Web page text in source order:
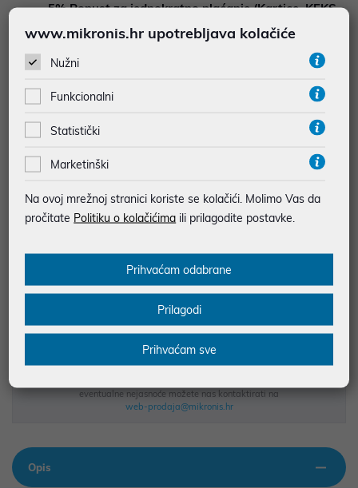
5%Popust za jednokratno plaćanje (Kartice, KEKS
pay, Virman, Gotovina, Crypto) uz promo kod
"POPUST" , popusti se međusobno ne zbrajaju
Dodajte u košaricu
najam za pravne osobe od 12 do 36 mj. već od
Vidi detalje Pošalji upit
BESPLATNA DOSTAVA ZA NARUDŽBE IZNAD 66,36€
MOGUĆNOST PLAĆANJA NA RATE
Podaci uz artikle su prezentirani u dobroj namjeri. Mikronis d.o.o. ne
odgovara za eventualne pogreške nastale u opisu proizvoda, greške
prilikom štampanja te promjene u dostupnosti i cijene. Slike artikala su
eventualne nejasnoće možete nas kontaktirati na
web-prodaja@mikronis.hr
Opis
www.mikronis.hr upotrebljava kolačiće
Nužni
Funkcionalni
Statistički
Marketinški
Na ovoj mrežnoj stranici koriste se kolačići. Molimo Vas da
pročitate Politiku o kolačićima ili prilagodite postavke.
Prihvaćam odabrane
Prilagodi
Prihvaćam sve